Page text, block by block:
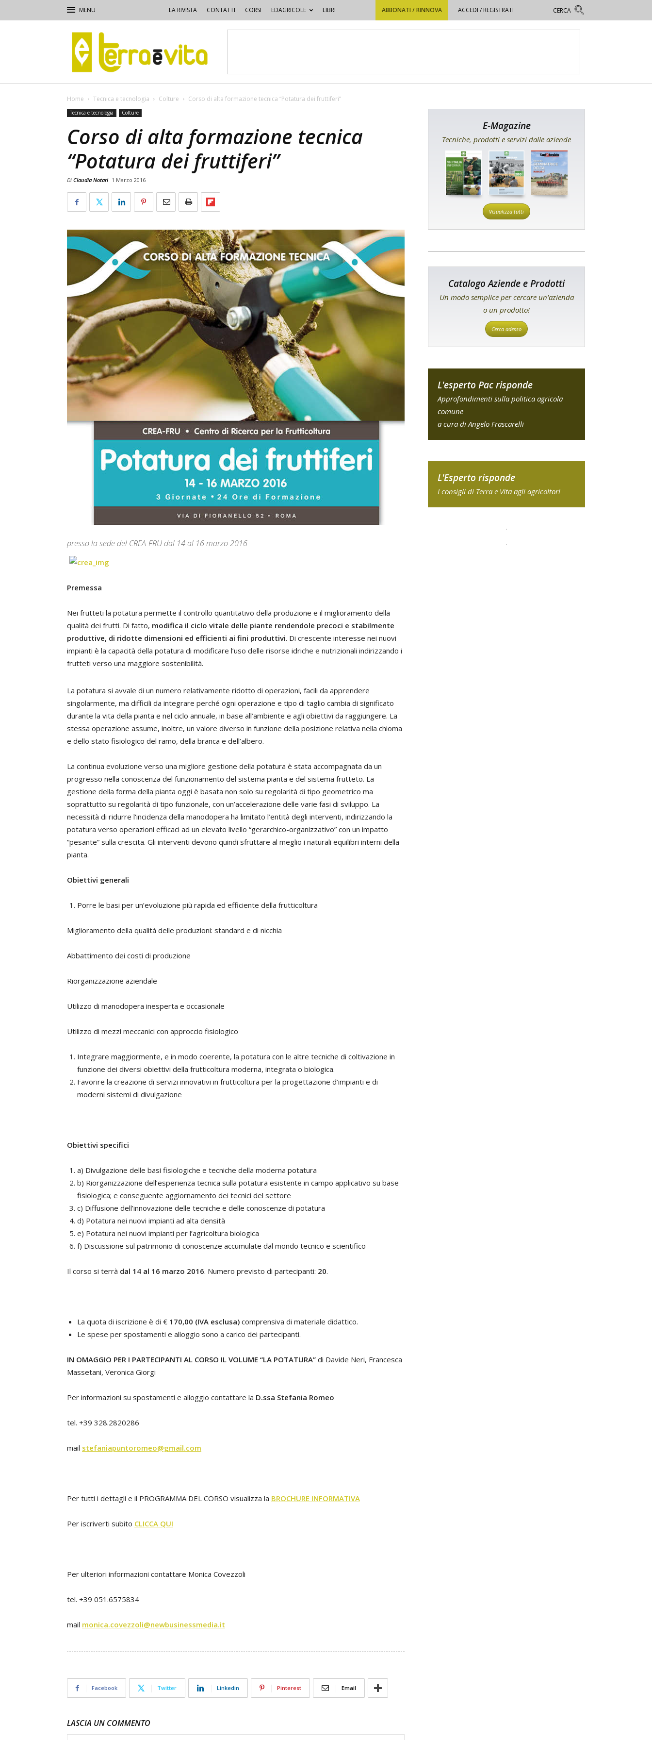
LA RIVISTA CONTATTI CORSI EDAGRICOLE LIBRI ABBONATI / RINNOVA ACCEDI / REGISTRATI
Terra
e
Vita
Home Tecnica e tecnologia Colture Corso di alta formazione tecnica “Potatura dei fruttiferi”
Tecnica e tecnologia Colture
Corso di alta formazione tecnica
“Potatura dei fruttiferi”
Di Claudia Notari 1 Marzo 2016
presso la sede del CREA-FRU dal 14 al 16 marzo 2016
Premessa
Nei frutteti la potatura permette il controllo quantitativo della produzione e il miglioramento della
qualità dei frutti. Di fatto, modifica il ciclo vitale delle piante rendendole precoci e stabilmente
produttive, di ridotte dimensioni ed efficienti ai fini produttivi. Di crescente interesse nei nuovi
impianti è la capacità della potatura di modificare l’uso delle risorse idriche e nutrizionali indirizzando i
frutteti verso una maggiore sostenibilità.
La potatura si avvale di un numero relativamente ridotto di operazioni, facili da apprendere
singolarmente, ma difficili da integrare perché ogni operazione e tipo di taglio cambia di significato
durante la vita della pianta e nel ciclo annuale, in base all’ambiente e agli obiettivi da raggiungere. La
stessa operazione assume, inoltre, un valore diverso in funzione della posizione relativa nella chioma
e dello stato fisiologico del ramo, della branca e dell’albero.
La continua evoluzione verso una migliore gestione della potatura è stata accompagnata da un
progresso nella conoscenza del funzionamento del sistema pianta e del sistema frutteto. La
gestione della forma della pianta oggi è basata non solo su regolarità di tipo geometrico ma
soprattutto su regolarità di tipo funzionale, con un’accelerazione delle varie fasi di sviluppo. La
necessità di ridurre l'incidenza della manodopera ha limitato l’entità degli interventi, indirizzando la
potatura verso operazioni efficaci ad un elevato livello “gerarchico-organizzativo” con un impatto
“pesante” sulla crescita. Gli interventi devono quindi sfruttare al meglio i naturali equilibri interni della
pianta.
Obiettivi generali
Porre le basi per un’evoluzione più rapida ed efficiente della frutticoltura
Miglioramento della qualità delle produzioni: standard e di nicchia
Abbattimento dei costi di produzione
Riorganizzazione aziendale
Utilizzo di manodopera inesperta e occasionale
Utilizzo di mezzi meccanici con approccio fisiologico
Integrare maggiormente, e in modo coerente, la potatura con le altre tecniche di coltivazione in
funzione dei diversi obiettivi della frutticoltura moderna, integrata o biologica.
Favorire la creazione di servizi innovativi in frutticoltura per la progettazione d’impianti e di
moderni sistemi di divulgazione
Obiettivi specifici
a) Divulgazione delle basi fisiologiche e tecniche della moderna potatura
b) Riorganizzazione dell’esperienza tecnica sulla potatura esistente in campo applicativo su base
fisiologica; e conseguente aggiornamento dei tecnici del settore
c) Diffusione dell’innovazione delle tecniche e delle conoscenze di potatura
d) Potatura nei nuovi impianti ad alta densità
e) Potatura nei nuovi impianti per l’agricoltura biologica
f) Discussione sul patrimonio di conoscenze accumulate dal mondo tecnico e scientifico
Il corso si terrà dal 14 al 16 marzo 2016. Numero previsto di partecipanti: 20.
La quota di iscrizione è di € 170,00 (IVA esclusa) comprensiva di materiale didattico.
Le spese per spostamenti e alloggio sono a carico dei partecipanti.
IN OMAGGIO PER I PARTECIPANTI AL CORSO IL VOLUME “LA POTATURA” di Davide Neri, Francesca
Massetani, Veronica Giorgi
Per informazioni su spostamenti e alloggio contattare la D.ssa Stefania Romeo
tel. +39 328.2820286
mail stefaniapuntoromeo@gmail.com
Per tutti i dettagli e il PROGRAMMA DEL CORSO visualizza la BROCHURE INFORMATIVA
Per iscriverti subito CLICCA QUI
Per ulteriori informazioni contattare Monica Covezzoli
tel. +39 051.6575834
mail monica.covezzoli@newbusinessmedia.it
Facebook Twitter Linkedin Pinterest Email
LASCIA UN COMMENTO
E-Magazine
Tecniche, prodotti e servizi dalle aziende
Visualizza tutti
Catalogo Aziende e Prodotti
Un modo semplice per cercare un'azienda
o un prodotto!
Cerca adesso
L'esperto Pac risponde
Approfondimenti sulla politica agricola
comune
a cura di Angelo Frascarelli
L'Esperto risponde
I consigli di Terra e Vita agli agricoltori